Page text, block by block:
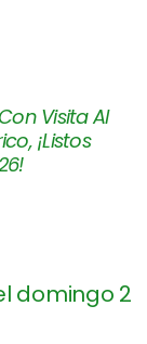
Visita Al
¡Listos